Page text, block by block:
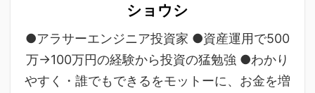
ショウシ
●アラサーエンジニア投資家 ●資産運用で500
万→100万円の経験から投資の猛勉強 ●わかり
やすく・誰でもできるをモットーに、お金を増